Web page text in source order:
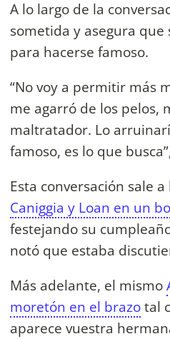
A lo largo de la
sometida y asegura
para hacerse famoso.
“No voy a permitir más
me agarró de los pelos,
maltratador. Lo
famoso, es lo que
Esta conversación sale
Caniggia y Loan en un
festejando su
notó que estaba
Más adelante, el mismo
moretón en el brazotal
aparece vuestra